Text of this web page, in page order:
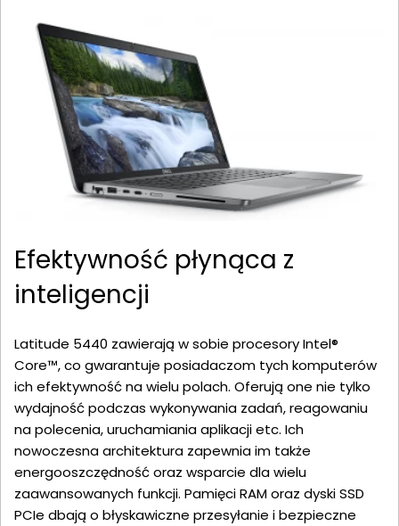
Efektywność płynąca z
inteligencji
Latitude 5440 zawierają w sobie procesory Intel®
Core™, co gwarantuje posiadaczom tych komputerów
ich efektywność na wielu polach. Oferują one nie tylko
wydajność podczas wykonywania zadań, reagowaniu
na polecenia, uruchamiania aplikacji etc. Ich
nowoczesna architektura zapewnia im także
energooszczędność oraz wsparcie dla wielu
zaawansowanych funkcji. Pamięci RAM oraz dyski SSD
PCIe dbają o błyskawiczne przesyłanie i bezpieczne